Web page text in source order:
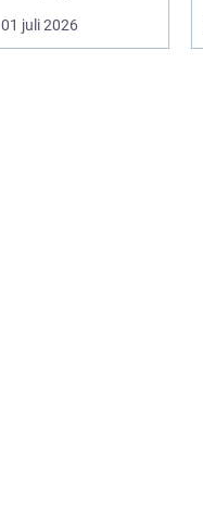
større byggerier. I
Nordjylland...
01 juli 2026